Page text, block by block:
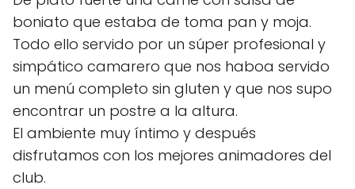
boniato que estaba de toma pan y moja.
Todo ello servido por un súper profesional y
simpático camarero que nos haboa servido
un menú completo sin gluten y que nos supo
encontrar un postre a la altura.
El ambiente muy íntimo y después
disfrutamos con los mejores animadores del
club.